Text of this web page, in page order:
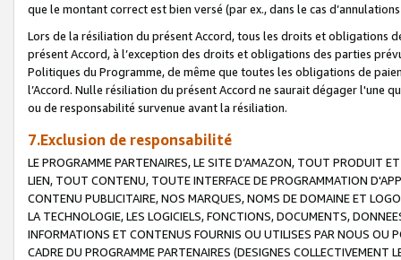
que le montant correct est bien versé (par ex., dans le cas
Lors de la résiliation du présent Accord, tous les droits et obligations
présent Accord, à l’exception des droits et obligations des parties
Politiques du Programme, de même que toutes les obligations de
l’Accord. Nulle résiliation du présent Accord ne saurait dégager l'une
ou de responsabilité survenue avant la résiliation.
7.Exclusion de responsabilité
LE PROGRAMME PARTENAIRES, LE SITE D’AMAZON, TOUT PRODUIT
LIEN, TOUT CONTENU, TOUTE INTERFACE DE PROGRAMMATION
CONTENU PUBLICITAIRE, NOS MARQUES, NOMS DE DOMAINE ET
LA TECHNOLOGIE, LES LOGICIELS, FONCTIONS, DOCUMENTS,
INFORMATIONS ET CONTENUS FOURNIS OU UTILISES PAR NOUS OU
CADRE DU PROGRAMME PARTENAIRES (DESIGNES COLLECTIVEMENT